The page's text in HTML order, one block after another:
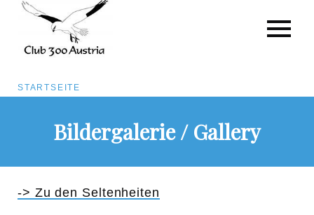
Inhalt
Pfadnavigation
STARTSEITE
Bildergalerie / Gallery
-> Zu den Seltenheiten